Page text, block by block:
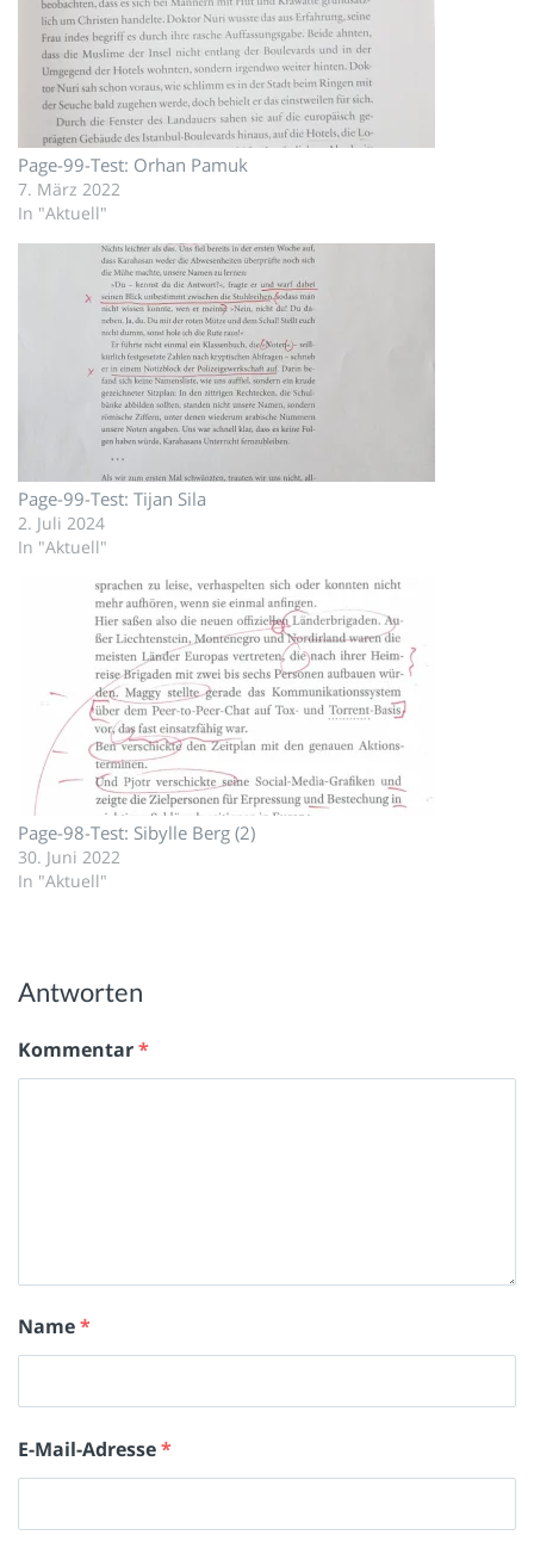
Page-99-Test: Orhan Pamuk
7. März 2022
In "Aktuell"
Page-99-Test: Tijan Sila
2. Juli 2024
In "Aktuell"
Page-98-Test: Sibylle Berg (2)
30. Juni 2022
In "Aktuell"
Antworten
Kommentar*
Name*
E-Mail-Adresse*